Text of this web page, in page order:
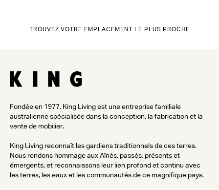
TROUVEZ VOTRE EMPLACEMENT LE PLUS PROCHE
Fondée en 1977, King Living est une entreprise familiale
australienne spécialisée dans la conception, la fabrication et la
vente de mobilier.
King Living reconnaît les gardiens traditionnels de ces terres.
Nous rendons hommage aux Aînés, passés, présents et
émergents, et reconnaissons leur lien profond et continu avec
les terres, les eaux et les communautés de ce magnifique pays.